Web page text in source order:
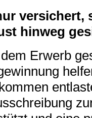
hinweg
Erwerb